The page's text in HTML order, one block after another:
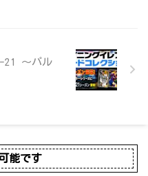
21 ～パル
能です